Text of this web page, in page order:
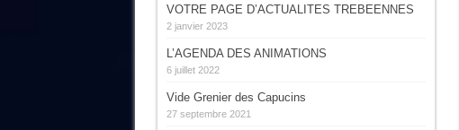
VOTRE PAGE D’ACTUALITES TREBEENNES
2 janvier 2023
L’AGENDA DES ANIMATIONS
6 juillet 2022
Vide Grenier des Capucins
27 septembre 2021